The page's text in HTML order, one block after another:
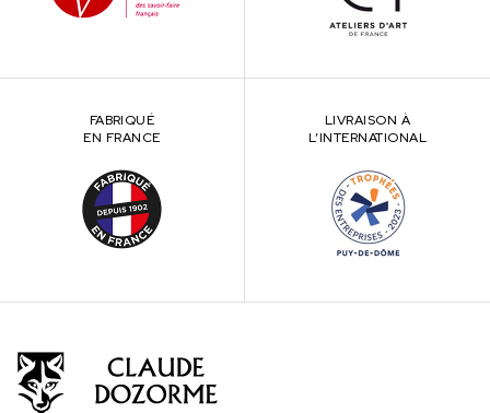
FABRIQUÉ
EN FRANCE
LIVRAISON À
L’INTERNATIONAL